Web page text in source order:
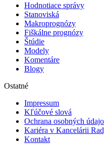
Hodnotiace správy
Stanoviská
Makroprognózy
Fiškálne prognózy
Štúdie
Modely
Komentáre
Blogy
Ostatné
Impressum
Kľúčové slová
Ochrana osobných
Kariéra v Kancelárii
Kontakt